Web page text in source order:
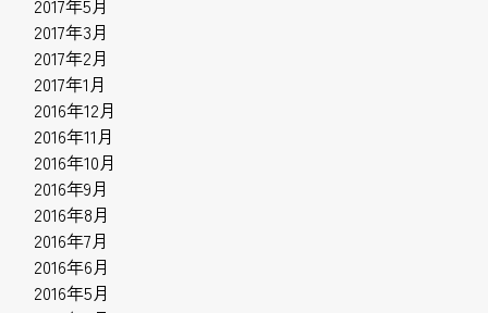
2017年3月
2017年2月
2017年1月
2016年12月
2016年11月
2016年10月
2016年9月
2016年8月
2016年7月
2016年6月
2016年5月